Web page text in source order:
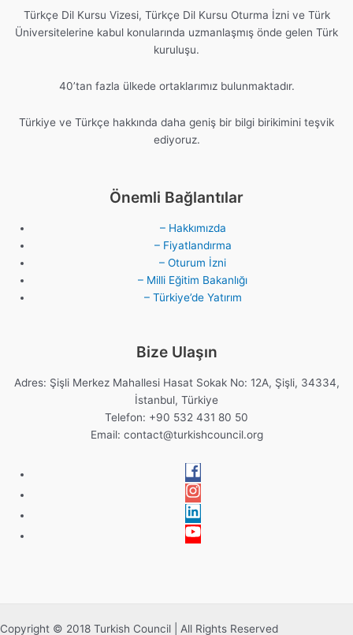
Türkçe Dil Kursu Vizesi, Türkçe Dil Kursu Oturma İzni ve Türk
Üniversitelerine kabul konularında uzmanlaşmış önde gelen Türk
kuruluşu.
40’tan fazla ülkede ortaklarımız bulunmaktadır.
Türkiye ve Türkçe hakkında daha geniş bir bilgi birikimini teşvik
ediyoruz.
Önemli Bağlantılar
– Hakkımızda
– Fiyatlandırma
– Oturum İzni
– Milli Eğitim Bakanlığı
– Türkiye’de Yatırım
Bize Ulaşın
Adres: Şişli Merkez Mahallesi Hasat Sokak No: 12A, Şişli, 34334,
İstanbul, Türkiye
Telefon: +90 532 431 80 50
Email: contact@turkishcouncil.org
Copyright © 2018 Turkish Council | All Rights Reserved